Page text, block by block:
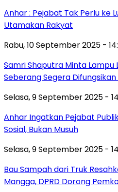
Anhar : Pejabat Tak Perlu ke
Utamakan Rakyat
Rabu, 10 September 2025 -
Samri Shaputra Minta Lampu
Seberang Segera
Selasa, 9 September 2025 -
Anhar Ingatkan Pejabat
Sosial, Bukan Musuh
Selasa, 9 September 2025 -
Bau Sampah dari Truk
Mangga, DPRD Dorong